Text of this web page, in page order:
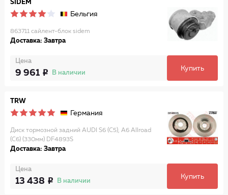
SIDEM
Бельгия
863711 сайлент-блок sidem
Доставка: Завтра
Цена
9 961 В наличии
Купить
TRW
Германия
Диск тормозной задний AUDI S6 (C5), A6 Allroad
(C6) (330мм) DF4893S
Доставка: Завтра
Цена
13 438 В наличии
Купить